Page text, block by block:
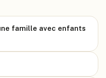
famille avec enfants